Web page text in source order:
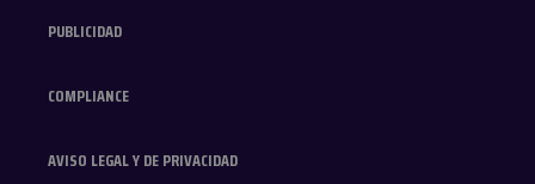
PUBLICIDAD
COMPLIANCE
AVISO LEGAL Y DE PRIVACIDAD